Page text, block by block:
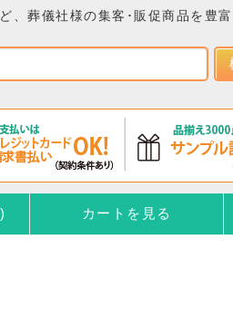
、葬儀社様の集客･販促商品を豊
カートを見る